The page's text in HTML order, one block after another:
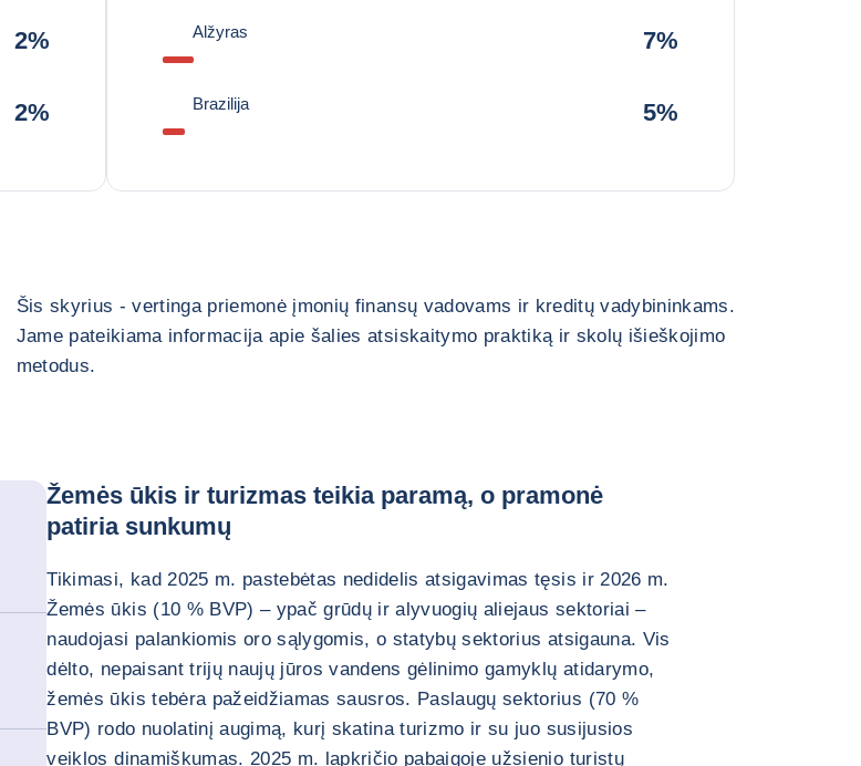
2%
2%
Alžyras 7%
Brazilija 5%
Šis skyrius - vertinga priemonė įmonių finansų vadovams ir kreditų vadybininkams.
Jame pateikiama informacija apie šalies atsiskaitymo praktiką ir skolų išieškojimo
metodus.
Žemės ūkis ir turizmas teikia paramą, o pramonė
patiria sunkumų
Tikimasi, kad 2025 m. pastebėtas nedidelis atsigavimas tęsis ir 2026 m.
Žemės ūkis (10 % BVP) – ypač grūdų ir alyvuogių aliejaus sektoriai –
naudojasi palankiomis oro sąlygomis, o statybų sektorius atsigauna. Vis
dėlto, nepaisant trijų naujų jūros vandens gėlinimo gamyklų atidarymo,
žemės ūkis tebėra pažeidžiamas sausros. Paslaugų sektorius (70 %
BVP) rodo nuolatinį augimą, kurį skatina turizmo ir su juo susijusios
veiklos dinamiškumas. 2025 m. lapkričio pabaigoje užsienio turistų